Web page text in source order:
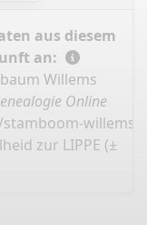
aus diesem
an:
Willems
Online
willems-
zur LIPPE (±